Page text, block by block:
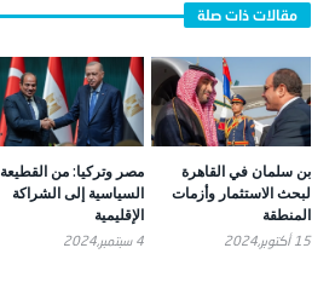
بن سلمان في القاهرة
لبحث الاستثمار وأزمات
المنطقة
15 أكتوبر,2024
مصر وتركيا: من القطيعة
السياسية إلى الشراكة
الإقليمية
4 سبتمبر,2024